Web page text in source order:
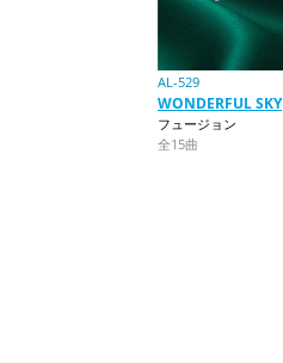
AL-529
WONDERFUL SKY
フュージョン
全15曲